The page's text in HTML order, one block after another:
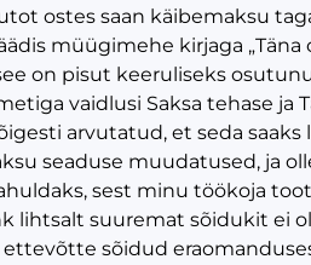
ostes saan käibemaksu
müügimehe kirjaga „Täna
on pisut keeruliseks
vaidlusi Saksa tehase
arvutatud, et seda
seaduse muudatused, ja
sest minu töökoja
lihtsalt suuremat sõidukit ei
sõidud